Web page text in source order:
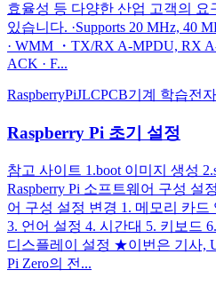
효율성 등 다양한 산업 고객의
있습니다. ·Supports 20 MHz, 40
· WMM ・TX/RX A-MPDU, RX
ACK · F...
RaspberryPiJLCPCB기계 학습전
Raspberry Pi 초기 설정
참고 사이트 1.boot 이미지 생성
Raspberry Pi 소프트웨어 구성 설
어 구성 설정 변경 1. 메모리 카드
3. 언어 설정 4. 시간대 5. 키보드
디스플레이 설정 ★이번은 기사,
Pi Zero의 전...